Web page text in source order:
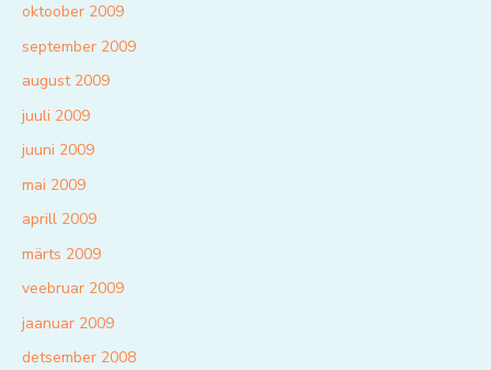
oktoober 2009
september 2009
august 2009
juuli 2009
juuni 2009
mai 2009
aprill 2009
märts 2009
veebruar 2009
jaanuar 2009
detsember 2008